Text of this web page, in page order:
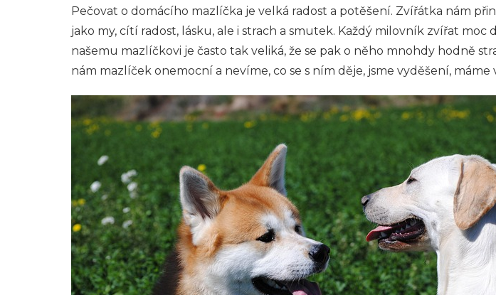
Pečovat o domácího mazlíčka je velká radost a potěšení. Zvířátka nám
jako my, cítí radost, lásku, ale i strach a smutek. Každý milovník zvířat
našemu mazlíčkovi je často tak veliká, že se pak o něho mnohdy hodně
nám mazlíček onemocní a nevíme, co se s ním děje, jsme vyděšení,